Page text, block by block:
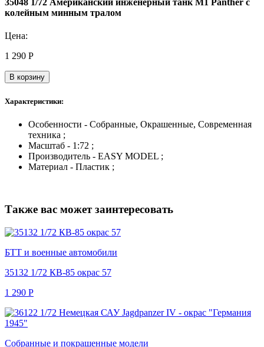
35048 1/72 Американский инженерный танк M1 Panther с
колейным минным тралом
Цена:
1 290 Р
В корзину
Характеристики:
Особенности - Собранные, Окрашенные, Современная
техника ;
Масштаб - 1:72 ;
Производитель - EASY MODEL ;
Материал - Пластик ;
Также вас может заинтересовать
БТТ и военные автомобили
35132 1/72 КВ-85 окрас 57
1 290 Р
Собранные и покрашенные модели